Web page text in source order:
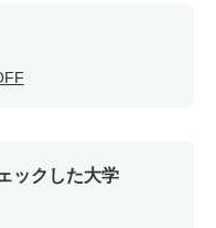
ックした大学